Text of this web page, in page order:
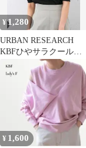
¥1,280
URBAN RESEARCH
KBFひやサラクールタ
ック スリーブカットソ
ー 黒
¥ 1,600